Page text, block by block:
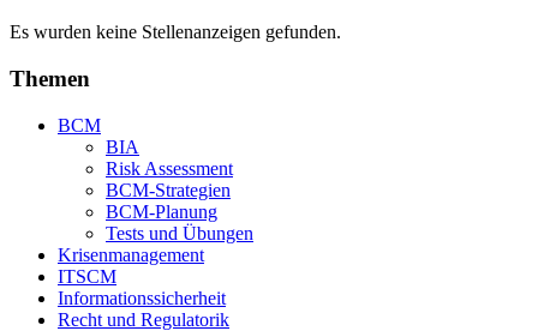
Es wurden keine Stellenanzeigen gefunden.
Themen
BCM
BIA
Risk Assessment
BCM-Strategien
BCM-Planung
Tests und Übungen
Krisenmanagement
ITSCM
Informationssicherheit
Recht und Regulatorik